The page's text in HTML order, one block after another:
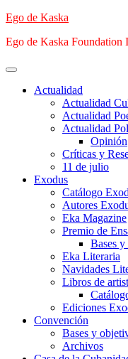
Saltar
contenido
Ego de Kaska
Ego de Kaska Foundation
Menú
principalActualidad
Actualidad
Actualidad
Actualidad
Opinión
Críticas y
11 de julio
Exodus
Catálogo
Autores
Eka Magazine
Premio de
Bases
Eka Literaria
Navidades
Libros de
Ediciones
Convención
Bases y
Archivos